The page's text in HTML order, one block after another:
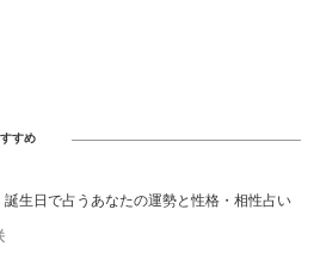
すめ
誕生日で占うあなたの運勢と性格・相性占い